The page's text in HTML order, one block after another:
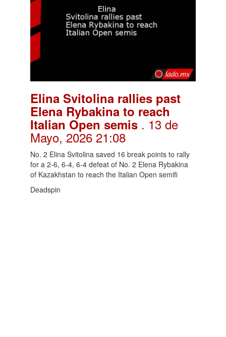
Elina Svitolina rallies past
Elena Rybakina to reach
Italian Open semis . 13 de
Mayo, 2026 21:08
No. 2 Elina Svitolina saved 16 break points to rally
for a 2-6, 6-4, 6-4 defeat of No. 2 Elena Rybakina
of Kazakhstan to reach the Italian Open semifi
Deadspin